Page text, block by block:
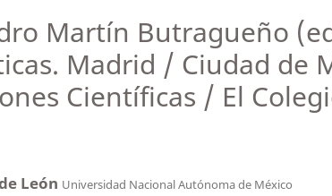
Martín Butragueño
Madrid / Ciudad de
Científicas / El
León Universidad Nacional Autónoma de México